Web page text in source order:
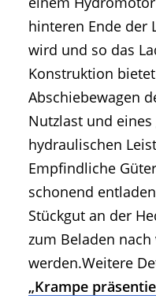
hinteren Ende der
wird und so das
Konstruktion
Abschiebewagen
Nutzlast und
hydraulischen
Empfindliche
schonend
Stückgut an der
zum Beladen
werden.Weitere
„Krampe